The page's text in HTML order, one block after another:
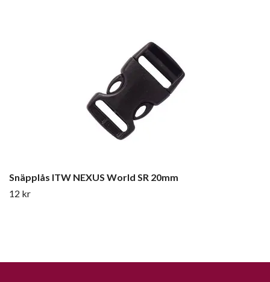
Snäpplås ITW NEXUS World SR 20mm
12 kr